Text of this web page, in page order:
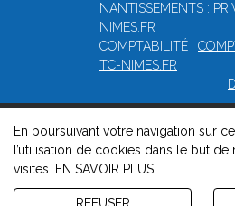
NANTISSEMENTS :
NIMES.FR
COMPTABILITÉ :
TC-NIMES.FR
© 2026, Greffe du Tribunal de
légales-Contact -Gestion des
confidentialité et de
Version : 1.8.1
En poursuivant votre navigation sur
l’utilisation de cookies dans le but
visites.
EN SAVOIR PLUS